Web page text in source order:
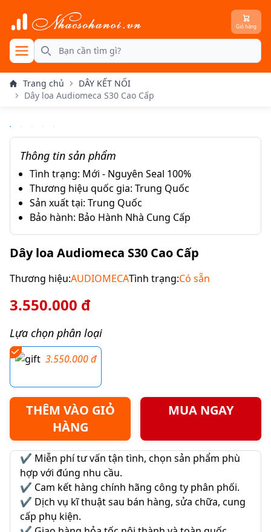
Search
Giỏ hàng
menu
Trang chủ
DÂY KẾT NỐI
Dây loa Audiomeca S30 Cao Cấp
Thông tin sản phẩm
Tình trạng: Mới - Nguyên Seal 100%
Thương hiệu quốc gia: Trung Quốc
Sản xuất tại: Trung Quốc
Bảo hành: Bảo Hành Nhà Cung Cấp
Dây loa Audiomeca S30 Cao Cấp
Thương hiệu:AUDIOMECATình trạng:Có sẵn
3.550.000 đ
Lựa chọn phân loại
3.550.000 đ
THÊM VÀO GIỎ
HÀNG
MUA NGAY
✔️ Miễn phí tư vấn tận tình, chọn sản phẩm phù
hợp với đúng nhu cầu.
✔️ Cam kết hàng chính hãng công ty phân phối.
✔️ Dịch vụ kĩ thuật sau bán hàng, sửa chữa, cung
cấp phụ kiện.